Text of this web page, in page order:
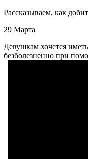
Рассказываем, как
29 Марта
Девушкам хочется
безболезненно при